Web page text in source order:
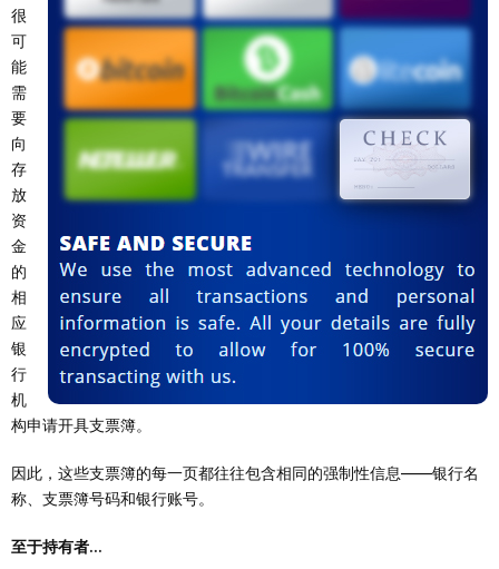
很
可
能
需
要
向
存
放
资
金
的
相
应
银
行
机
构申请开具支票簿。
因此，这些支票簿的每一页都往往包含相同的强制性信息——银行名
称、支票簿号码和银行账号。
至于持有者...